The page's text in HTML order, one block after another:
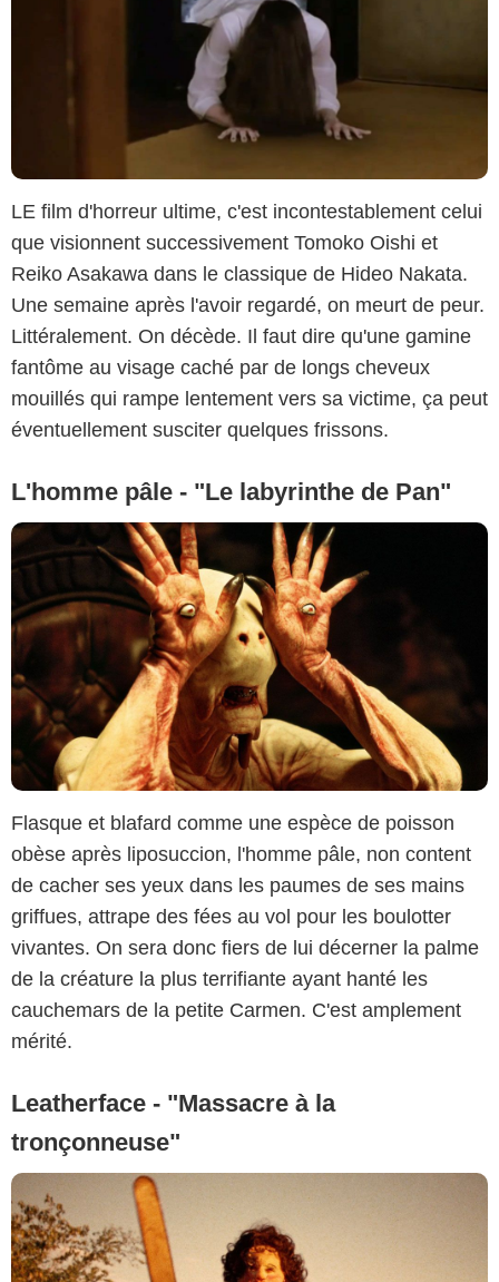
LE film d'horreur ultime, c'est incontestablement celui
que visionnent successivement Tomoko Oishi et
Reiko Asakawa dans le classique de Hideo Nakata.
Une semaine après l'avoir regardé, on meurt de peur.
Littéralement. On décède. Il faut dire qu'une gamine
fantôme au visage caché par de longs cheveux
mouillés qui rampe lentement vers sa victime, ça peut
éventuellement susciter quelques frissons.
L'homme pâle - "Le labyrinthe de Pan"
Flasque et blafard comme une espèce de poisson
obèse après liposuccion, l'homme pâle, non content
de cacher ses yeux dans les paumes de ses mains
griffues, attrape des fées au vol pour les boulotter
vivantes. On sera donc fiers de lui décerner la palme
de la créature la plus terrifiante ayant hanté les
cauchemars de la petite Carmen. C'est amplement
mérité.
Leatherface - "Massacre à la
tronçonneuse"